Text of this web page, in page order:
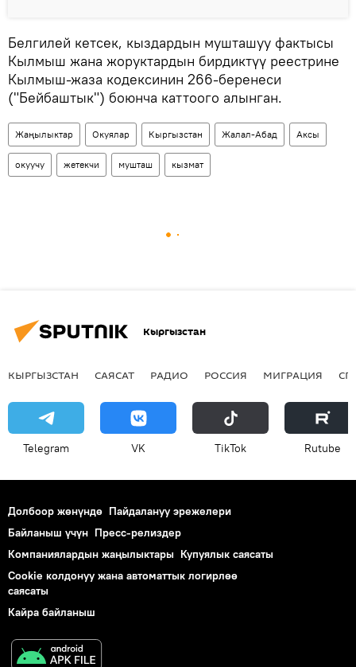
Белгилей кетсек, кыздардын мушташуу фактысы
Кылмыш жана жоруктардын бирдиктүү реестрине
Кылмыш-жаза кодексинин 266-беренеси
("Бейбаштык") боюнча каттоого алынган.
Жаңылыктар Окуялар Кыргызстан Жалал-Абад Аксы
окуучу жетекчи мушташ кызмат
Кыргызстан
КЫРГЫЗСТАН САЯСАТ РАДИО РОССИЯ МИГРАЦИЯ
Telegram VK ТikТоk Rutube
Долбоор жөнүндө Пайдалануу эрежелери
Байланыш үчүн Пресс-релиздер
Компаниялардын жаңылыктары Купуялык саясаты
Cookie колдонуу жана автоматтык логирлөө
саясаты
Кайра байланыш